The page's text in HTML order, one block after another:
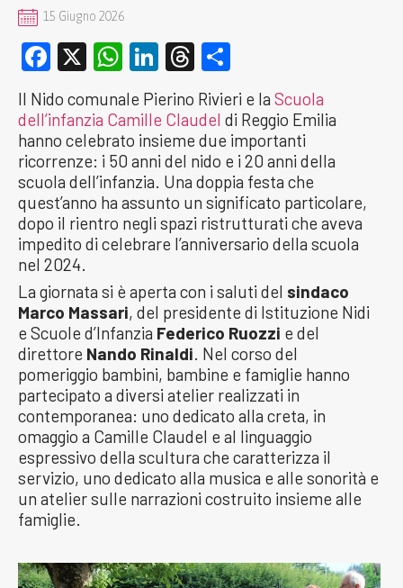
15 Giugno 2026
Facebook
X WhatsApp
LinkedIn
Threads
Il Nido comunale Pierino Rivieri e la Scuola
dell’infanzia Camille Claudel di Reggio Emilia
hanno celebrato insieme due importanti
ricorrenze: i 50 anni del nido e i 20 anni della
scuola dell’infanzia. Una doppia festa che
quest’anno ha assunto un significato particolare,
dopo il rientro negli spazi ristrutturati che aveva
impedito di celebrare l’anniversario della scuola
nel 2024.
La giornata si è aperta con i saluti del sindaco
Marco Massari, del presidente di Istituzione Nidi
e Scuole d’Infanzia Federico Ruozzi e del
direttore Nando Rinaldi. Nel corso del
pomeriggio bambini, bambine e famiglie hanno
partecipato a diversi atelier realizzati in
contemporanea: uno dedicato alla creta, in
omaggio a Camille Claudel e al linguaggio
espressivo della scultura che caratterizza il
servizio, uno dedicato alla musica e alle sonorità e
un atelier sulle narrazioni costruito insieme alle
famiglie.